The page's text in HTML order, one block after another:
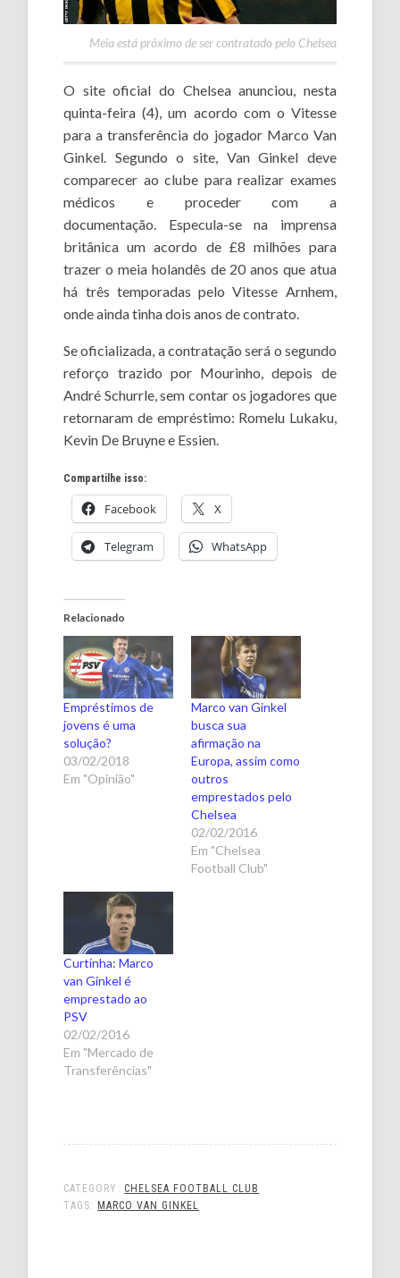
Meia está próximo de ser contratado pelo Chelsea
O site oficial do Chelsea anunciou, nesta
quinta-feira (4), um acordo com o Vitesse
para a transferência do jogador Marco Van
Ginkel. Segundo o site, Van Ginkel deve
comparecer ao clube para realizar exames
médicos e proceder com a
documentação. Especula-se na imprensa
britânica um acordo de £8 milhões para
trazer o meia holandês de 20 anos que atua
há três temporadas pelo Vitesse Arnhem,
onde ainda tinha dois anos de contrato.
Se oficializada, a contratação será o segundo
reforço trazido por Mourinho, depois de
André Schurrle, sem contar os jogadores que
retornaram de empréstimo: Romelu Lukaku,
Kevin De Bruyne e Essien.
Compartilhe isso:
Facebook X
Telegram WhatsApp
Relacionado
Empréstimos de
jovens é uma
solução?
03/02/2018
Em "Opinião"
Marco van Ginkel
busca sua
afirmação na
Europa, assim como
outros
emprestados pelo
Chelsea
02/02/2016
Em "Chelsea
Football Club"
Curtinha: Marco
van Ginkel é
emprestado ao
PSV
02/02/2016
Em "Mercado de
Transferências"
CATEGORY: CHELSEA FOOTBALL CLUB
TAGS: MARCO VAN GINKEL